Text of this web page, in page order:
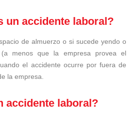
un accidente laboral?
de almuerzo o si sucede yendo o
menos que la empresa provea el
el accidente ocurre por fuera de
la empresa.
accidente laboral?